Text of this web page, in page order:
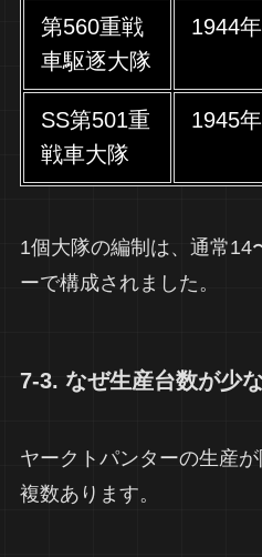
第560重戦
車駆逐大隊
1944
SS第501重
戦車大隊
1945
1個大隊の編制は、通常14
ーで構成されました。
7-3. なぜ生産台数が少
ヤークトパンターの生産が
複数あります。